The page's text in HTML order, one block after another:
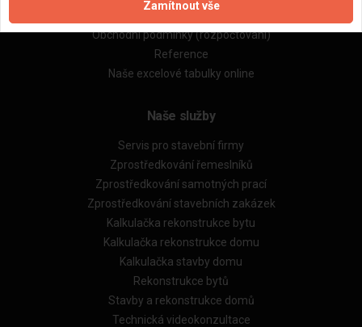
Obchodní podmínky (rozpočtování)
Reference
Naše excelové tabulky online
Naše služby
Servis pro stavební firmy
Zprostředkování řemeslníků
Zprostředkování samotných prací
Zprostředkování stavebních zakázek
Kalkulačka rekonstrukce bytu
Kalkulačka rekonstrukce domu
Kalkulačka stavby domu
Rekonstrukce bytů
Stavby a rekonstrukce domů
Technická videokonzultace
Zamítnout vše